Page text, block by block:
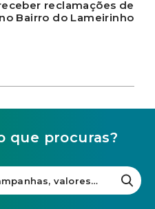
reclamações de
Bairro do Lameirinho
que procuras?